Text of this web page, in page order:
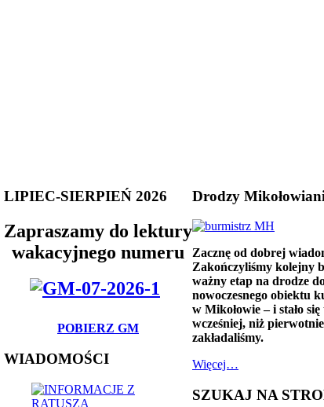
LIPIEC-SIERPIEŃ 2026
Zapraszamy do lektury
wakacyjnego numeru
POBIERZ GM
WIADOMOŚCI
Drodzy
Zacznę od dobrej
Zakończyliśmy kolejny
ważny etap na drodze
nowoczesnego obiektu
w Mikołowie – i stało się
wcześniej, niż pierwotnie
zakładaliśmy.
Więcej…
SZUKAJ NA